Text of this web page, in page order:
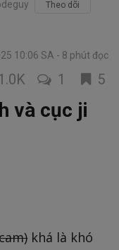
Theo dõi
10:06 SA 8 phút đọc
1 5
và cục ji
khá là khó